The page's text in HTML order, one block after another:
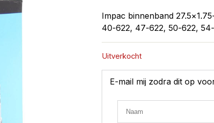
Impac binnenband
40-622, 47-622, 50-622,
Uitverkocht
E-mail mij zodra dit op